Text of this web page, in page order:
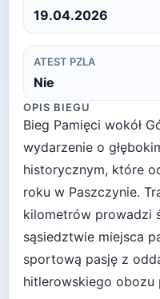
19.04.2026
ATEST PZLA
Nie
OPIS BIEGU
Bieg Pamięci wokół
wydarzenie o
historycznym, które
roku w Paszczynie.
kilometrów prowadzi
sąsiedztwie miejsca
sportową pasję z
hitlerowskiego